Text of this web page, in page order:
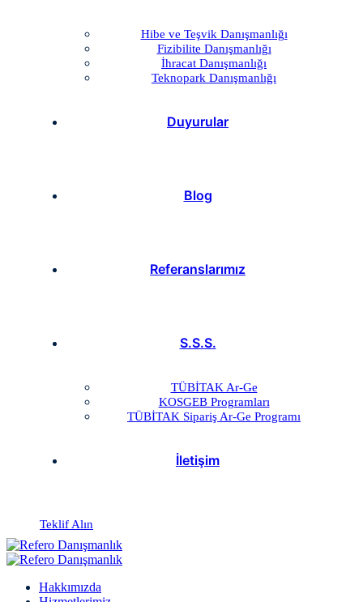
Hibe ve Teşvik Danışmanlığı
Fizibilite Danışmanlığı
İhracat Danışmanlığı
Teknopark Danışmanlığı
Duyurular
Blog
Referanslarımız
S.S.S.
TÜBİTAK Ar-Ge
KOSGEB Programları
TÜBİTAK Sipariş Ar-Ge Programı
İletişim
Teklif Alın
Hakkımızda